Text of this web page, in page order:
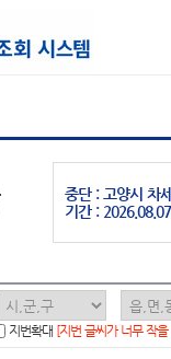
중단 : 고양시 차
기간 :
지번확대 [지번 글씨가 너무 작